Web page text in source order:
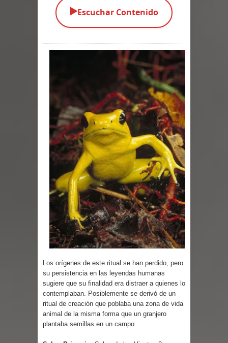
Parte 06: El Trato con los Muertos
Parte 05: Sitiados
Parte 04: Se Descubre el Pastel
Parte 03: Una Piraña en el Bidé
Parte 02: Los Muertos Gobiernan a
los Vivos
Parte 01: Escondido a Plena Luz
Parte 02: El Enemigo de mi Enemigo
Parte 08: Razones Personales
▶️Escuchar Contenido
Los orígenes de este ritual se han perdido, pero
su persistencia en las leyendas humanas
sugiere que su finalidad era distraer a quienes lo
contemplaban. Posiblemente se derivó de un
ritual de creación que poblaba una zona de vida
animal de la misma forma que un granjero
plantaba semillas en un campo.